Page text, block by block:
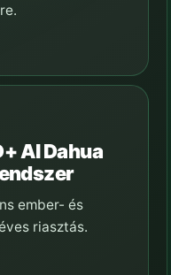
AI Dahua
ember- és
riasztás.